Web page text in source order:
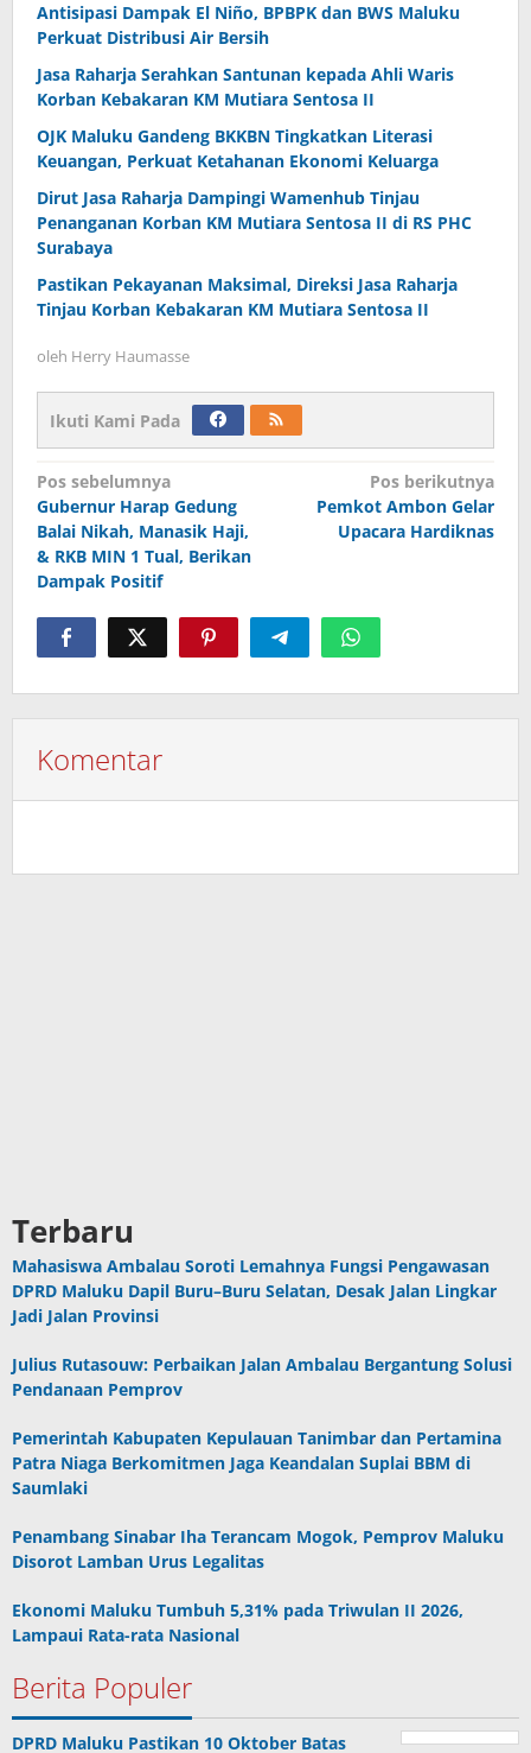
Antisipasi Dampak El Niño, BPBPK dan BWS Maluku
Perkuat Distribusi Air Bersih
Jasa Raharja Serahkan Santunan kepada Ahli Waris
Korban Kebakaran KM Mutiara Sentosa II
OJK Maluku Gandeng BKKBN Tingkatkan Literasi
Keuangan, Perkuat Ketahanan Ekonomi Keluarga
Dirut Jasa Raharja Dampingi Wamenhub Tinjau
Penanganan Korban KM Mutiara Sentosa II di RS PHC
Surabaya
Pastikan Pekayanan Maksimal, Direksi Jasa Raharja
Tinjau Korban Kebakaran KM Mutiara Sentosa II
oleh Herry Haumasse
Ikuti Kami Pada
Navigasi
pos
Pos sebelumnya
Gubernur Harap Gedung
Balai Nikah, Manasik Haji,
& RKB MIN 1 Tual, Berikan
Dampak Positif
Pos berikutnya
Pemkot Ambon Gelar
Upacara Hardiknas
Komentar
Terbaru
Mahasiswa Ambalau Soroti Lemahnya Fungsi Pengawasan
DPRD Maluku Dapil Buru–Buru Selatan, Desak Jalan Lingkar
Jadi Jalan Provinsi
Julius Rutasouw: Perbaikan Jalan Ambalau Bergantung Solusi
Pendanaan Pemprov
Pemerintah Kabupaten Kepulauan Tanimbar dan Pertamina
Patra Niaga Berkomitmen Jaga Keandalan Suplai BBM di
Saumlaki
Penambang Sinabar Iha Terancam Mogok, Pemprov Maluku
Disorot Lamban Urus Legalitas
Ekonomi Maluku Tumbuh 5,31% pada Triwulan II 2026,
Lampaui Rata-rata Nasional
Berita Populer
DPRD Maluku Pastikan 10 Oktober Batas